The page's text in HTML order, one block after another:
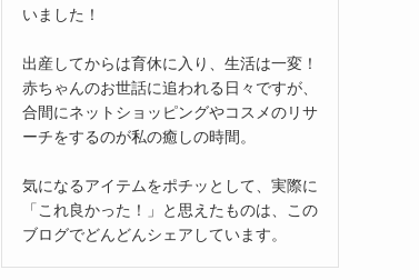
いました！
出産してからは育休に入り、生活は一変！
赤ちゃんのお世話に追われる日々ですが、
合間にネットショッピングやコスメのリサ
ーチをするのが私の癒しの時間。
気になるアイテムをポチッとして、実際に
「これ良かった！」と思えたものは、この
ブログでどんどんシェアしています。